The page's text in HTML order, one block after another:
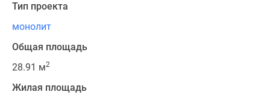
Тип проекта
монолит
Общая площадь
28.91 м2
Жилая площадь